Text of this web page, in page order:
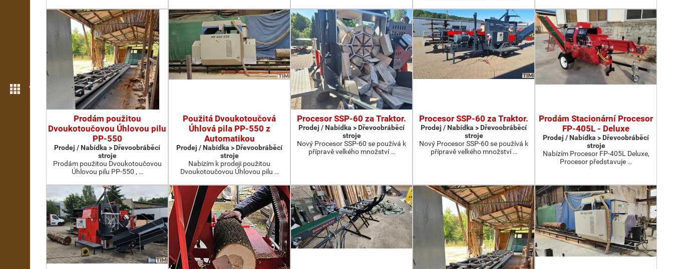
Více možností
Prodám použitou
Dvoukotoučovou Úhlovou pilu
PP-550
Prodej / Nabídka > Dřevoobráběcí
stroje
Prodám použitou Dvoukotoučovou
Úhlovou pilu PP-550 , …
Použitá Dvoukotoučová
Úhlová pila PP-550 z
Automatikou
Prodej / Nabídka > Dřevoobráběcí
stroje
Nabízím k prodeji použitou
Dvoukotoučovou Úhlovou pilu …
Procesor SSP-60 za Traktor.
Prodej / Nabídka > Dřevoobráběcí
stroje
Nový Procesor SSP-60 se používá k
přípravě velkého množství …
Procesor SSP-60 za Traktor.
Prodej / Nabídka > Dřevoobráběcí
stroje
Nový Procesor SSP-60 se používá k
přípravě velkého množství …
Prodám Stacionární Procesor
FP-405L - Deluxe
Prodej / Nabídka > Dřevoobráběcí
stroje
Nabízím Procesor FP-405L Deluxe,
Procesor představuje …